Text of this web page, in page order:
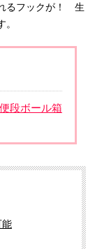
るフックが！ 生
段ボール箱
能